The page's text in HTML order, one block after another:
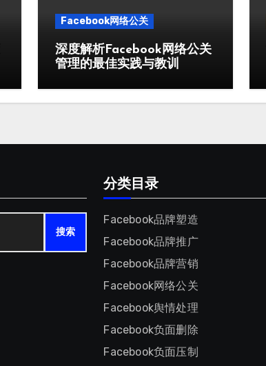
Facebook网络公关
深度解析Facebook网络公关
管理的最佳实践与教训
分类目录
Facebook品牌塑造
Facebook品牌推广
Facebook品牌营销
Facebook网络公关
Facebook舆情处理
Facebook负面删除
Facebook负面压制